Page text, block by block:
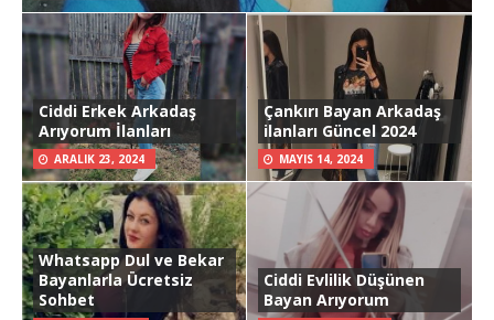
Ciddi Erkek Arkadaş
Arıyorum İlanları
ARALIK 23, 2024
Çankırı Bayan Arkadaş
ilanları Güncel 2024
MAYIS 14, 2024
Whatsapp Dul ve Bekar
Bayanlarla Ücretsiz
Sohbet
Ciddi Evlilik Düşünen
Bayan Arıyorum